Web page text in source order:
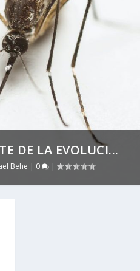
DE LA EVOLUCI...
Behe | 0 |